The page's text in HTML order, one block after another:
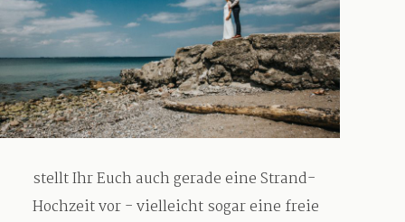
stellt Ihr Euch auch gerade eine Strand-
Hochzeit vor - vielleicht sogar eine freie